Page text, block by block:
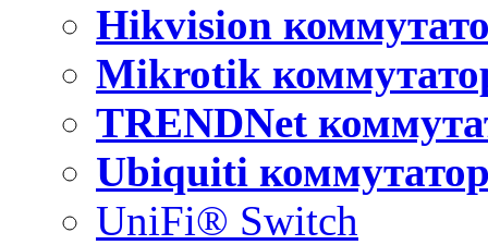
Hikvision
Mikrotik
TRENDNet
Ubiquiti
UniFi® Switch